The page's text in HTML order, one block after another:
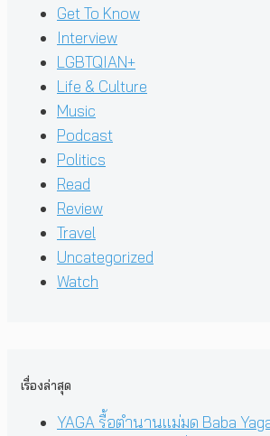
Get To Know
Interview
LGBTQIAN+
Life & Culture
Music
Podcast
Politics
Read
Review
Travel
Uncategorized
Watch
เรื่องล่าสุด
YAGA รื้อตำนานแม่มด Baba